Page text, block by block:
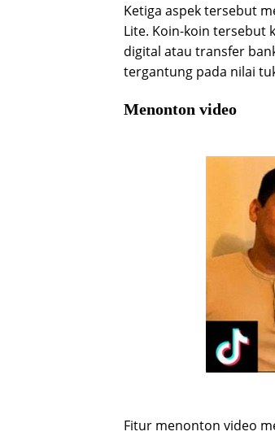
Ketiga aspek tersebut
Lite. Koin-koin tersebut
digital atau transfer
tergantung pada nilai
Menonton video
Fitur menonton video